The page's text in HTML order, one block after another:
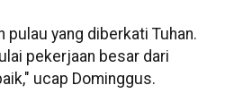
pulau yang diberkati Tuhan.
pekerjaan besar dari
ucap Dominggus.